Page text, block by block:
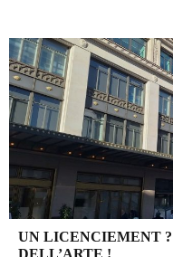
UN LICENCIEMENT
DELL’ARTE !